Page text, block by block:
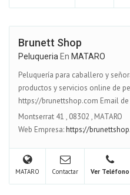
Brunett Shop
Peluqueria En MATARO
Peluquería para caballero y
productos y servicios online de
https://brunettshop.com Email
Montserrat 41 , 08302 , MATARO
Web Empresa:https://
MATARO Contactar Ver Teléfono